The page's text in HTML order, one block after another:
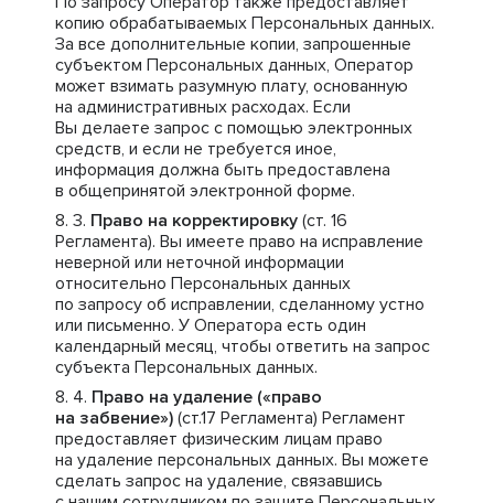
копию обрабатываемых Персональных данных.
За все дополнительные копии, запрошенные
субъектом Персональных данных, Оператор
может взимать разумную плату, основанную
на административных расходах. Если
Вы делаете запрос с помощью электронных
средств, и если не требуется иное,
информация должна быть предоставлена
в общепринятой электронной форме.
Право на корректировку (ст. 16
Регламента). Вы имеете право на исправление
неверной или неточной информации
относительно Персональных данных
по запросу об исправлении, сделанному устно
или письменно. У Оператора есть один
календарный месяц, чтобы ответить на запрос
субъекта Персональных данных.
Право на удаление («право
на забвение») (ст.17 Регламента) Регламент
предоставляет физическим лицам право
на удаление персональных данных. Вы можете
сделать запрос на удаление, связавшись